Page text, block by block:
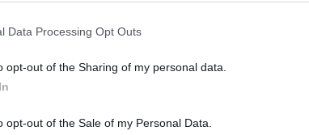
Data Processing Opt Outs
opt-out of the Sharing of my personal data.
opt-out of the Sale of my Personal Data.
Έδεσαν και φίμωσαν οικογένεια –
2023
να λυθεί το παιδί και στη συνέχεια